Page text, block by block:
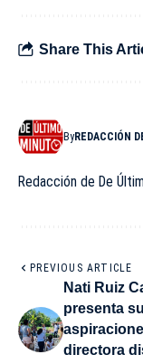
Share This
ByREDACCIÓN
Redacción de De
PREVIOUS ARTICLE
Nati Ruiz
presenta
directora